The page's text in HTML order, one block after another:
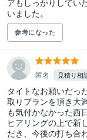
アもしっかりしてい
いました。
参考になった
匿名 見積り相
タイトなお願いだっ
取りプランを頂き大
も気付かなかった西
ヒアリングの上で新
だき、今後の打ち合